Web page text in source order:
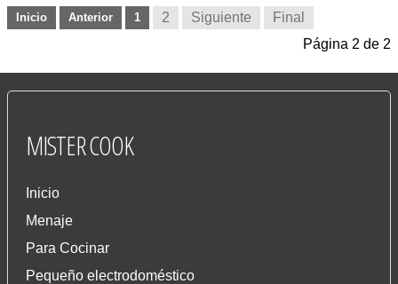
Inicio Anterior 1 2 Siguiente
Final
Página 2 de 2
MISTERCOOK
Inicio
Menaje
Para Cocinar
Pequeño electrodoméstico